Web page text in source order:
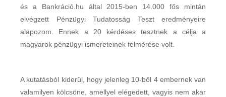
és a Bankráció.hu által 2015-ben 14.000 fős mintán
elvégzett Pénzügyi Tudatosság Teszt eredményeire
alapozom. Ennek a 20 kérdéses tesztnek a célja a
magyarok pénzügyi ismereteinek felmérése volt.
A kutatásból kiderül, hogy jelenleg 10-ből 4 embernek van
valamilyen kölcsöne, amellyel elégedett, vagyis nem akar